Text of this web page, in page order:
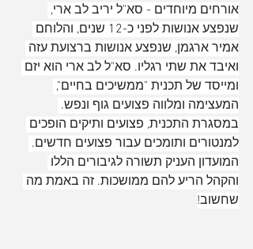
אורחים מיוחדים - סא"ל יריב לב ארי,
שנפצע אנושות לפני כ-12 שנים, והלוחם
אמיר ארגמן, שנפצע אנושות ברצועת עזה
ואיבד את שתי רגליו. סא"ל לב ארי הוא יזם
ומייסד של תכנית "ממשיכים בחיים",
המעצימה ומלווה פצועים גוף ונפש.
במסגרת התכנית, פצועים ותיקים הופכים
למנטורים ותומכים עבור פצועים חדשים.
המועדון העניק תשורה לגיבורים הללו
והקהל הריע להם ממושכות. זה באמת מה
שחשוב!